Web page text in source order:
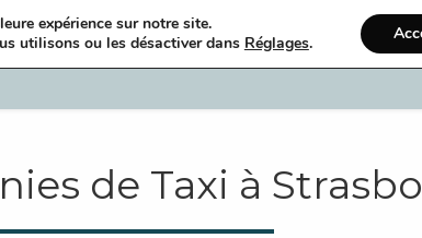
Accueil
de Taxi à
expérience sur notre site.
utilisons ou les désactiver dans Réglages.